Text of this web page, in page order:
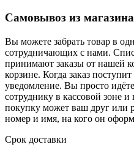
Самовывоз из
Вы можете забрать товар в
сотрудничающих с нами.
принимают заказы от нашей
корзине. Когда заказ
уведомление. Вы просто
сотруднику в кассовой зоне и
покупку может ваш друг или
номер и имя, на кого он
Срок доставки